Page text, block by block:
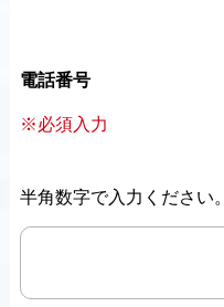
電話番号
※必須入力
半角数字で入力ください。